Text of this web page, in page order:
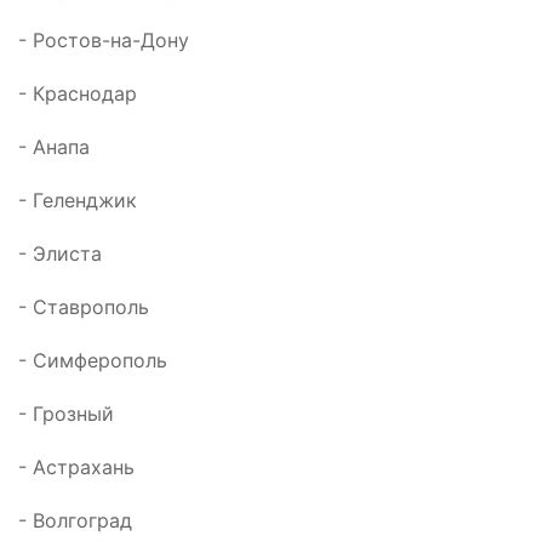
- Ростов-на-Дону
- Краснодар
- Анапа
- Геленджик
- Элиста
- Ставрополь
- Симферополь
- Грозный
- Астрахань
- Волгоград